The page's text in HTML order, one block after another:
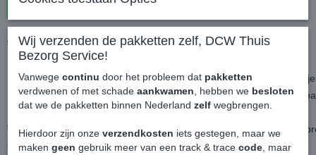
In winkelwagen
Wielkast Beschermers - Volkswagen Caddy MK3 GP
Het blijft altijd een gevecht om de binnenkant van de laadruimte
Deze set voorkomt dat er deuken en lakschade ontstaat op de
Word geleverd als set, voor beide kanten een hoogwaardige
Gemaakt van hoogwaardig ABS kunststof in de kleur matzwart.
Wij verzenden de pakketten zelf, DCW Thuis
Bezorg Service!
Vanwege continu door het probleem dat pakketten
verdwenen of met schade aankwamen , hebben we besloten
dat we de pakketten binnen Nederland zelf wegbrengen.
Hierdoor zijn onze verzendkosten iets gestegen, maar we
maken geen gebruik meer van een track & trace code , maar